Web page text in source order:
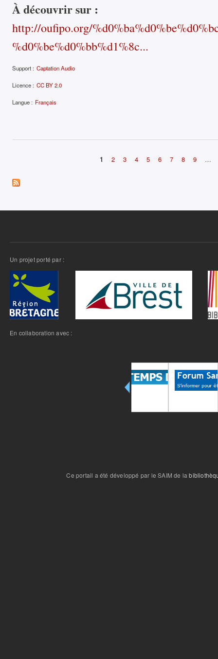
À découvrir sur :
http://oufipo.org/
%d0%be%d0%bb%d1%8c...
Support : Captation Audio
Licence : CC BY 2.0
Langue : Français
1 2 3 4 5 6 7 8 9 …
Un projet porté par :
En collaboration avec :
Ce portail a été développé par le SAIM de la